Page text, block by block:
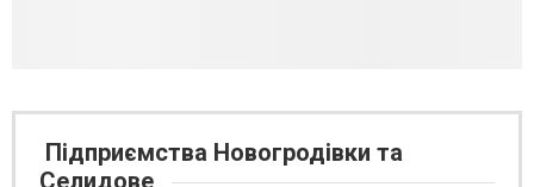
Підприємства Новогродівки та
Селидове